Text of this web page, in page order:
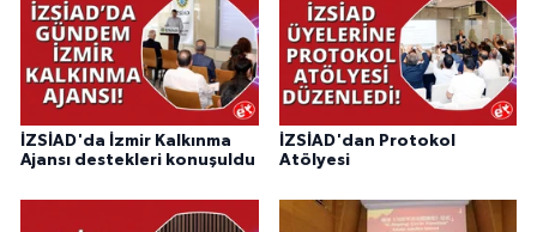
İZSİAD'da İzmir Kalkınma
Ajansı destekleri konuşuldu
İZSİAD'dan Protokol
Atölyesi